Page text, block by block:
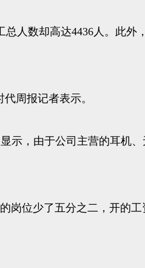
人数却高达4436人。此外
周报记者表示。
，由于公司主营的耳机
岗位少了五分之二，开的